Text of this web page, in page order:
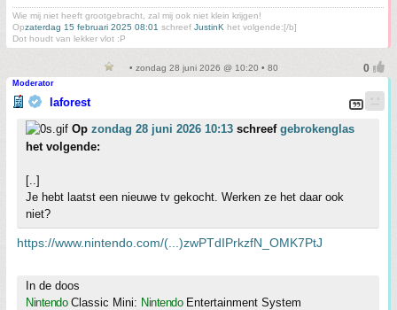
Wie mij niet heeft grootgebracht, zal mij ook niet klein krijgen!
Opzaterdag 15 februari 2025 08:01 schreef JustinK het volgende:[/b]
Dot houdt van lekker vlot :P
• zondag 28 juni 2026 @ 10:20 • 80
Moderator
laforest
Op zondag 28 juni 2026 10:13 schreef gebrokenglas
het volgende:
[..]
Je hebt laatst een nieuwe tv gekocht. Werken ze het daar ook
niet?
https://www.nintendo.com/(...)zwPTdIPrkzfN_OMK7PtJ
In de doos
NintendoClassic Mini: NintendoEntertainment System